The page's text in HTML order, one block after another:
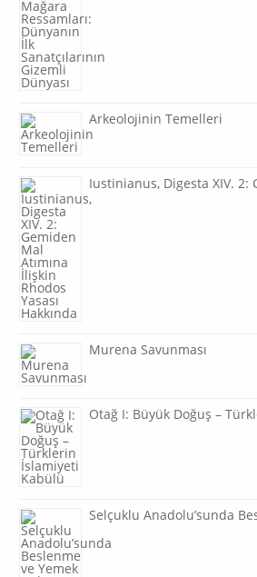
Arkeolojinin Temelleri
Iustinianus, Digesta XIV. 2:
Murena Savunması
Otağ I: Büyük Doğuş –
Selçuklu Anadolu’sunda